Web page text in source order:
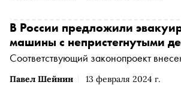
Павел Шейнин 13 февраля 2024 г.
В России предложили
машины с непристегнутыми
Соответствующий законопроект